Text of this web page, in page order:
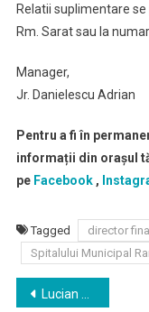
Relatii suplimentare
Rm. Sarat sau la
Manager,
Jr. Danielescu Adrian
Pentru a fi în
informații din orașul
pe Facebook,
Tagged director
Spitalului Municipal
Navigare
Lucian Romaşcanu a fost învestit în funcţia de preşedinte al Consiliul Judeţean Buzau